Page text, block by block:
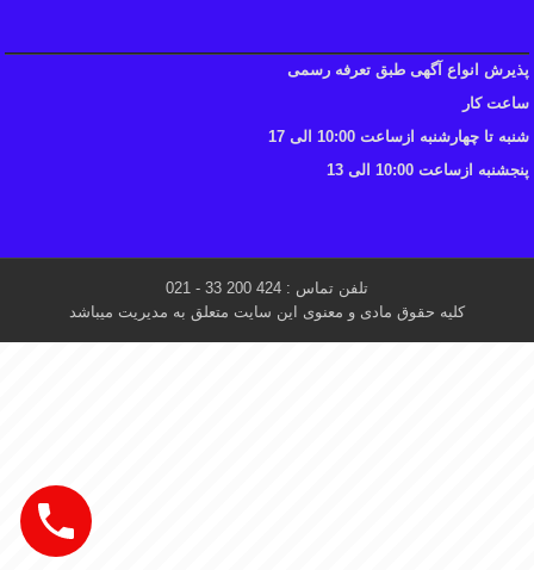
پذیرش انواع آگهی طبق تعرفه رسمی
ساعت کار
شنبه تا چهارشنبه ازساعت 10:00 الی 17
پنجشنبه ازساعت 10:00 الی 13
تلفن تماس : 424 200 33 - 021
کلیه حقوق مادی و معنوی این سایت متعلق به مدیریت میباشد